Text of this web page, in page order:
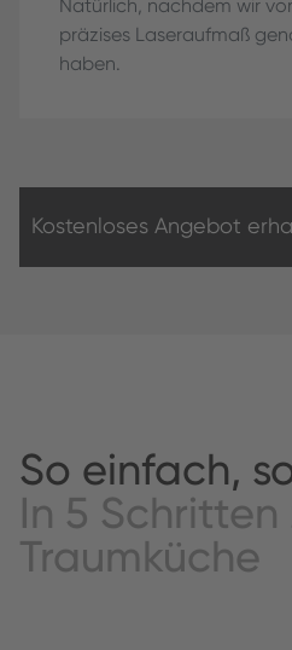
Natürlich, nachdem wir
präzises Laseraufmaß
haben.
Kostenloses Angebot
So einfach,
In 5 Schritten
Traumküche